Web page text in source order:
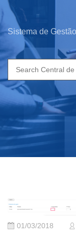
Sistema de
Search
for:
01/03/2018